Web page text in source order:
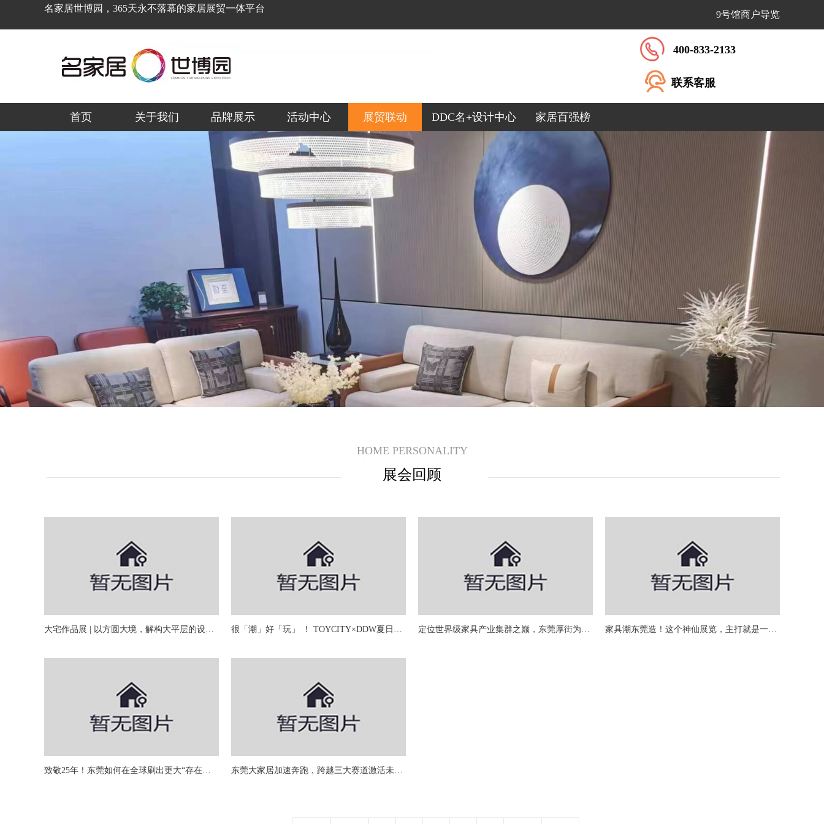
名家居世博园，365天永不落幕的家居展贸一体平台
9号馆商户导览
400-833-2133
联系客服
首页 关于我们 品牌展示 活动中心 展贸联动 DDC名+设计中心 家居百强榜
HOME PERSONALITY
展会回顾
大宅作品展 | 以方圆大境，解构大平层的设计观 很「潮」好「玩」 ！ TOYCITY×DDW夏日限定组合！ 定位世界级家具产业集群之巅，东莞厚街为中国家具蓬勃发展奏响最强音 家具潮东莞造！这个神仙展览，主打就是一个“潮”
致敬25年！东莞如何在全球刷出更大“存在感！ 东莞大家居加速奔跑，跨越三大赛道激活未来密码！